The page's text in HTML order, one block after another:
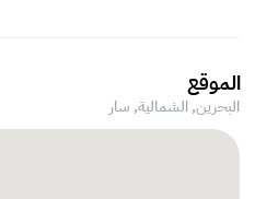
الموقع
البحرين, الشمالية, سار